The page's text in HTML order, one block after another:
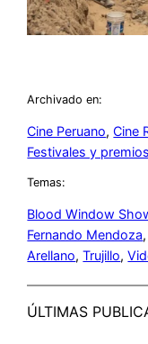
Archivado en:
Cine Peruano, Cine
Festivales y premios
Temas:
Blood Window
Fernando Mendoza,
Arellano, Trujillo,
ÚLTIMAS